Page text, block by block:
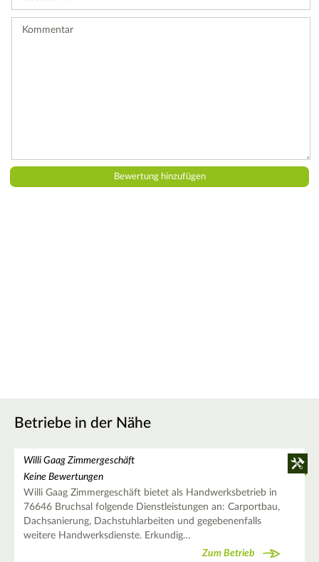
Betriebe in der Nähe
Willi Gaag Zimmergeschäft
Keine Bewertungen
Willi Gaag Zimmergeschäft bietet als Handwerksbetrieb in
76646 Bruchsal folgende Dienstleistungen an: Carportbau,
Dachsanierung, Dachstuhlarbeiten und gegebenenfalls
weitere Handwerksdienste. Erkundig…
Zum Betrieb